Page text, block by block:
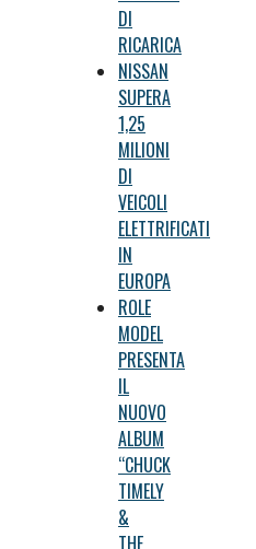
DI
RICARICA
NISSAN
SUPERA
1,25
MILIONI
DI
VEICOLI
ELETTRIFICATI
IN
EUROPA
ROLE
MODEL
PRESENTA
IL
NUOVO
ALBUM
“CHUCK
TIMELY
&
THE